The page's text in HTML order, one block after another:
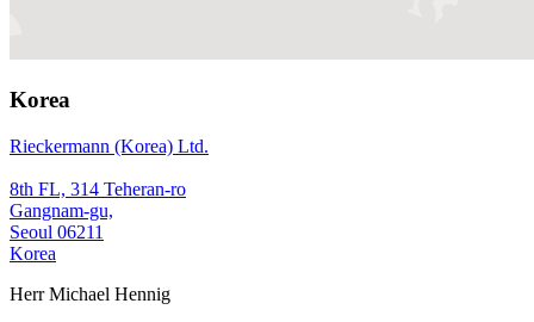
Korea
Rieckermann (Korea) Ltd.
8th FL, 314 Teheran-ro
Gangnam-gu,
Seoul 06211
Korea
Herr Michael Hennig